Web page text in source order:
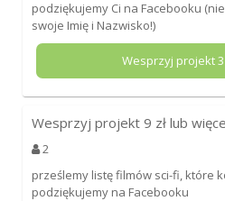
podziękujemy Ci na Facebooku
swoje Imię i Nazwisko!)
Wesprzyj projekt3
Wesprzyj projekt 9 zł lub
2
prześlemy listę filmów sci-fi, które
podziękujemy na Facebooku